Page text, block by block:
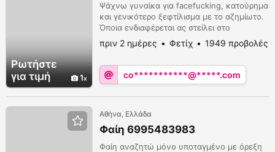
Ρωτήστε
για τιμή
1
Ψάχνω γυναίκα για facefucking, κατούρημα
και γενικότερο ξεφτίλισμα με το αζημίωτο.
Όποια ενδιαφέρεται ας στείλει στο
coffeelab1982@gmail.com
ή προσωπικό
μήνυμα εδώ.
πριν 2 ημέρες Φετίχ 1949 προβολές
co***********@*****.com
Αθήνα, Ελλάδα
Φαίη 6995483983
Φαίη αναζητώ μόνο υποταγμένο με όρεξη